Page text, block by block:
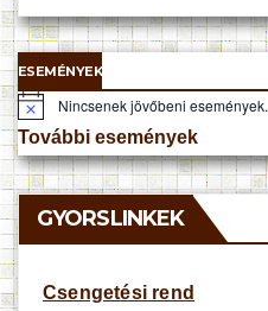
ESEMÉNYEK
N
o
t
i
c
e
Nincsenek jövőbeni események.
További események
GYORSLINKEK
Csengetési rend